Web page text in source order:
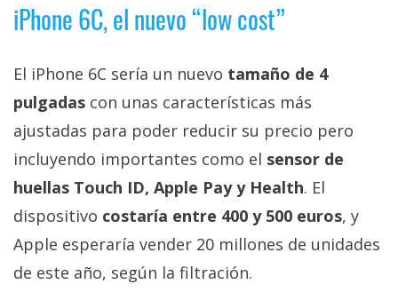
Foros
Contacto
/
Sobre
/
Publicidad
/
Cambiar
opciones
de
iPhone 6C, el nuevo “low cost”
El iPhone 6C sería un nuevo tamaño de 4
pulgadas con unas características más
ajustadas para poder reducir su precio pero
incluyendo importantes como el sensor de
huellas Touch ID, Apple Pay y Health. El
dispositivo costaría entre 400 y 500 euros, y
Apple esperaría vender 20 millones de unidades
de este año, según la filtración.